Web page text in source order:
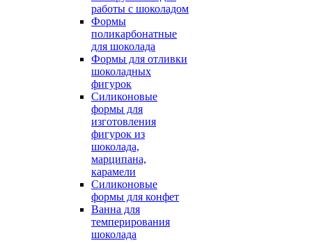
работы с шоколадом
Формы
поликарбонатные
для шоколада
Формы для отливки
шоколадных
фигурок
Силиконовые
формы для
изготовления
фигурок из
шоколада,
марципана,
карамели
Силиконовые
формы для конфет
Ванна для
темперирования
шоколада